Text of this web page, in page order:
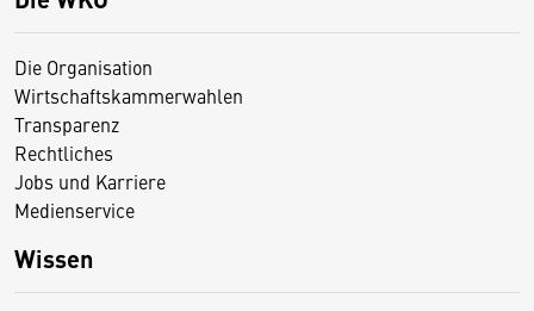
Die Organisation
Wirtschaftskammerwahlen
Transparenz
Rechtliches
Jobs und Karriere
Medienservice
Wissen